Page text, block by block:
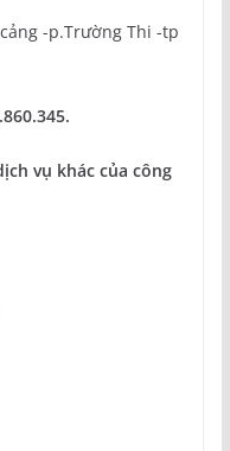
-p.Trường Thi -tp
vụ khác của công